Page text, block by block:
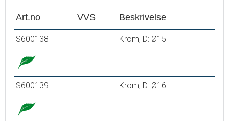
Art.no VVS Beskrivelse
S600138 Krom, D: Ø15
S600139 Krom, D: Ø16